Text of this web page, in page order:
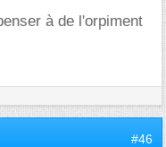
à de l'orpiment
#46